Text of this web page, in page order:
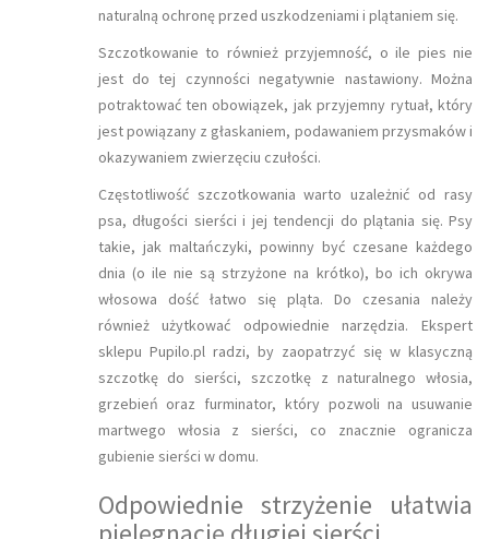
naturalną ochronę przed uszkodzeniami i plątaniem się.
Szczotkowanie to również przyjemność, o ile pies nie
jest do tej czynności negatywnie nastawiony. Można
potraktować ten obowiązek, jak przyjemny rytuał, który
jest powiązany z głaskaniem, podawaniem przysmaków i
okazywaniem zwierzęciu czułości.
Częstotliwość szczotkowania warto uzależnić od rasy
psa, długości sierści i jej tendencji do plątania się. Psy
takie, jak maltańczyki, powinny być czesane każdego
dnia (o ile nie są strzyżone na krótko), bo ich okrywa
włosowa dość łatwo się pląta. Do czesania należy
również użytkować odpowiednie narzędzia. Ekspert
sklepu Pupilo.pl radzi, by zaopatrzyć się w klasyczną
szczotkę do sierści, szczotkę z naturalnego włosia,
grzebień oraz furminator, który pozwoli na usuwanie
martwego włosia z sierści, co znacznie ogranicza
gubienie sierści w domu.
Odpowiednie strzyżenie ułatwia